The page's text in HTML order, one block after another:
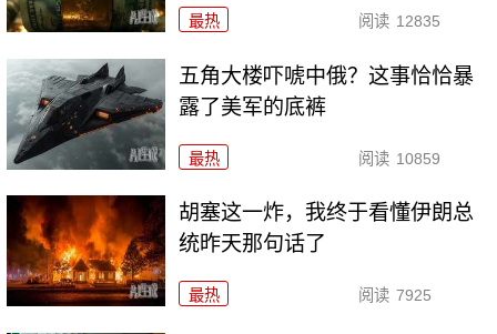
最热 阅读 12835
五角大楼吓唬中俄？这事恰恰暴
露了美军的底裤
最热 阅读 10859
胡塞这一炸，我终于看懂伊朗总
统昨天那句话了
最热 阅读 7925